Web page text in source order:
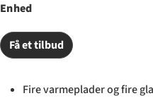
Enhed
Få et tilbud
Fire varmeplader og fire